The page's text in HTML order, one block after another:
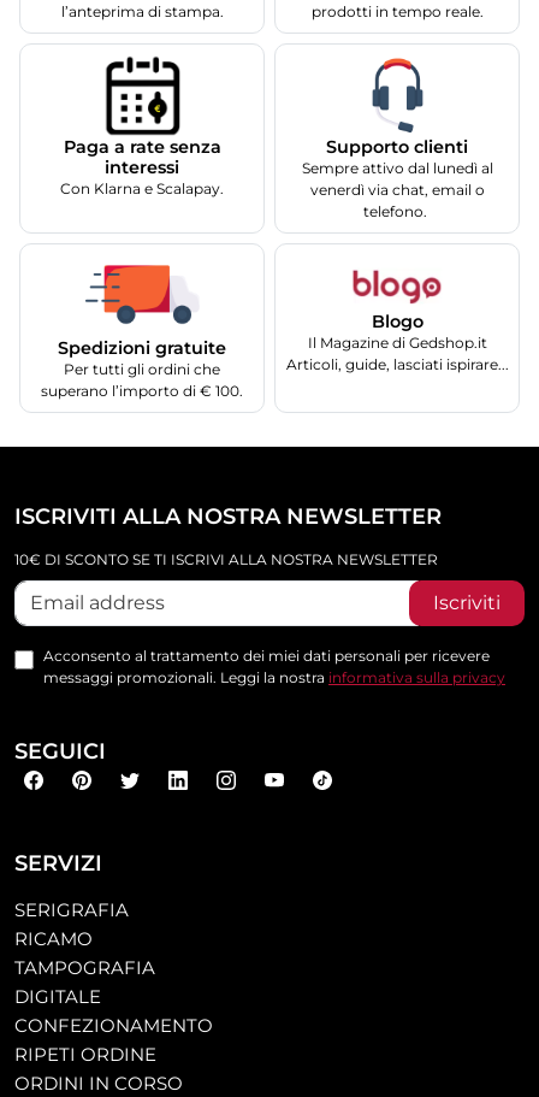
l’anteprima di stampa.
prodotti in tempo reale.
Paga a rate senza
interessi
Con Klarna e Scalapay.
Supporto clienti
Sempre attivo dal lunedì al
venerdì via chat, email o
telefono.
Spedizioni gratuite
Per tutti gli ordini che
superano l’importo di € 100.
Blogo
Il Magazine di Gedshop.it
Articoli, guide, lasciati ispirare...
SERVIZI
SERIGRAFIA
RICAMO
TAMPOGRAFIA
DIGITALE
CONFEZIONAMENTO
RIPETI ORDINE
ORDINI IN CORSO
ISCRIVITI ALLA NOSTRA NEWSLETTER
10€ DI SCONTO SE TI ISCRIVI ALLA NOSTRA NEWSLETTER
Iscriviti
Acconsento al trattamento dei miei dati personali per ricevere
messaggi promozionali. Leggi la nostra informativa sulla privacy
SEGUICI